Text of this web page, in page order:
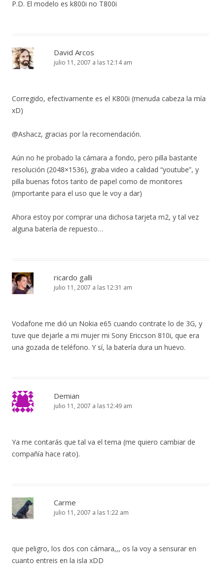
P.D. El modelo es k800i no T800i
David Arcos
julio 11, 2007 a las 12:14 am
Corregido, efectivamente es el K800i (menuda cabeza la mía
xD)
@Ashacz, gracias por la recomendación.
Aún no he probado la cámara a fondo, pero pilla bastante
resolución (2048×1536), graba video a calidad “youtube”, y
pilla buenas fotos tanto de papel como de monitores
(importante para el uso que le voy a dar)
Ahora estoy por comprar una dichosa tarjeta m2, y tal vez
alguna batería de repuesto…
ricardo galli
julio 11, 2007 a las 12:31 am
Vodafone me dió un Nokia e65 cuando contrate lo de 3G, y
tuve que dejarle a mi mujer mi Sony Ericcson 810i, que era
una gozada de teléfono. Y sí, la batería dura un huevo.
Demian
julio 11, 2007 a las 12:49 am
Ya me contarás que tal va el tema (me quiero cambiar de
compañía hace rato).
Carme
julio 11, 2007 a las 1:22 am
que peligro, los dos con cámara,,, os la voy a sensurar en
cuanto entreis en la isla xDD